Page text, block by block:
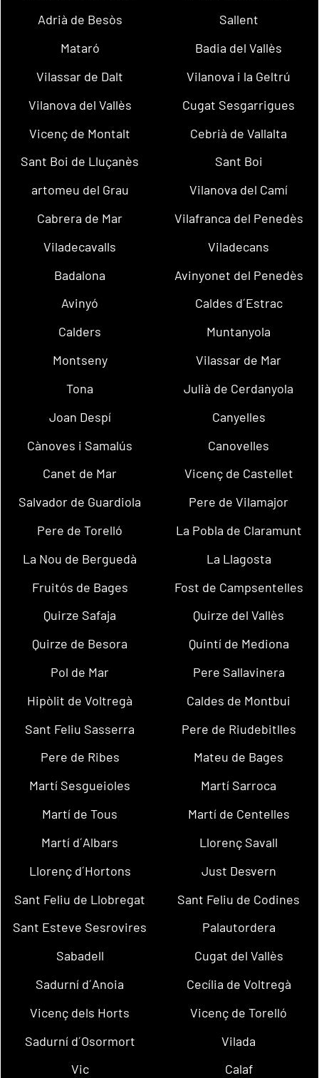
Adrià de Besòs
Sallent
Mataró
Badia del Vallès
Vilassar de Dalt
Vilanova i la Geltrú
Vilanova del Vallès
Cugat Sesgarrigues
Vicenç de Montalt
Cebrià de Vallalta
Sant Boi de Lluçanès
Sant Boi
artomeu del Grau
Vilanova del Camí
Cabrera de Mar
Vilafranca del Penedès
Viladecavalls
Viladecans
Badalona
Avinyonet del Penedès
Avinyó
Caldes d´Estrac
Calders
Muntanyola
Montseny
Vilassar de Mar
Tona
Julià de Cerdanyola
Joan Despí
Canyelles
Cànoves i Samalús
Canovelles
Canet de Mar
Vicenç de Castellet
Salvador de Guardiola
Pere de Vilamajor
Pere de Torelló
La Pobla de Claramunt
La Nou de Berguedà
La Llagosta
Fruitós de Bages
Fost de Campsentelles
Quirze Safaja
Quirze del Vallès
Quirze de Besora
Quintí de Mediona
Pol de Mar
Pere Sallavinera
Hipòlit de Voltregà
Caldes de Montbui
Sant Feliu Sasserra
Pere de Riudebitlles
Pere de Ribes
Mateu de Bages
Martí Sesgueioles
Martí Sarroca
Martí de Tous
Martí de Centelles
Martí d´Albars
Llorenç Savall
Llorenç d´Hortons
Just Desvern
Sant Feliu de Llobregat
Sant Feliu de Codines
Sant Esteve Sesrovires
Palautordera
Sabadell
Cugat del Vallès
Sadurní d´Anoia
Cecília de Voltregà
Vicenç dels Horts
Vicenç de Torelló
Sadurní d´Osormort
Vilada
Vic
Calaf